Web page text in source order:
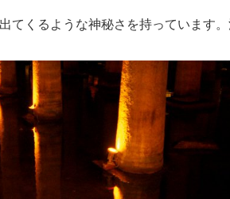
てくるような神秘さを持っています。